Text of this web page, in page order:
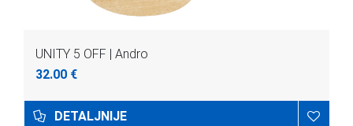
UNITY 5 OFF | Andro
32.00 €
DETALJNIJE